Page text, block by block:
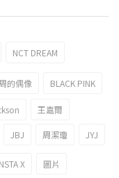
NCT DREAM
的偶像 BLACK PINK
王嘉爾
JBJ 周潔瓊 JYJ
X 圖片